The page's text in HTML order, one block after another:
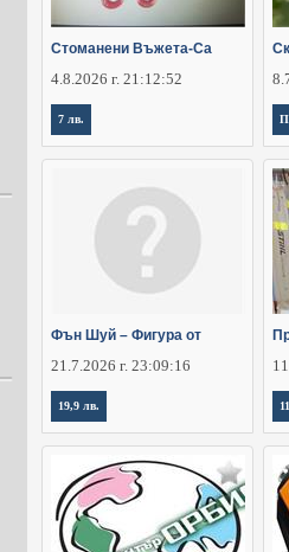
Стоманени Въжета-Са
4.8.2026 г. 21:12:52
7 лв.
Фън Шуй – Фигура от
21.7.2026 г. 23:09:16
19,9 лв.